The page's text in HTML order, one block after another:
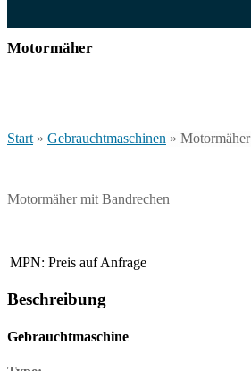
Motormäher
Start » Gebrauchtmaschinen » Motormäher
Motormäher mit Bandrechen
MPN: Preis auf Anfrage
Beschreibung
Gebrauchtmaschine